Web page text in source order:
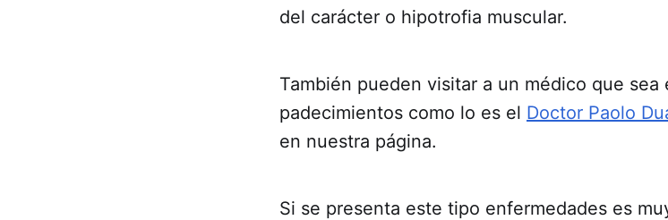
del carácter o hipotrofia muscular.
También pueden visitar a un médico que
padecimientos como lo es el Doctor Paolo
en nuestra página.
Si se presenta este tipo enfermedades es